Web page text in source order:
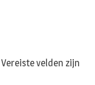
Vereiste velden zijn